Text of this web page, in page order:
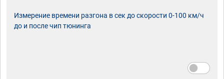
Измерение времени разгона в сек до скорости 0-100 км/ч
до и после чип тюнинга